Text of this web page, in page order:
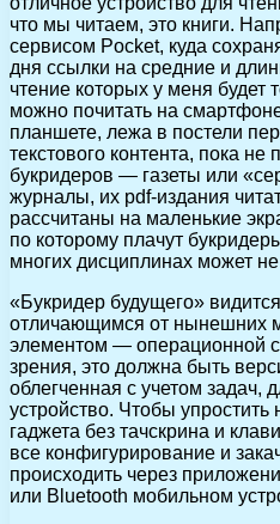
что мы читаем, это книги.
сервисом Pocket, куда
дня ссылки на средние и
чтение которых у меня будет
можно почитать на
планшете, лежа в постели
текстового контента, пока
букридеров — газеты или
журналы, их pdf-издания
рассчитаны на маленькие
по которому плачут
многих дисциплинах может не
«Букридер будущего»
отличающимся от нынешних
элементом — операционной
зрения, это должна быть
облегченная с учетом задач,
устройство. Чтобы
гаджета без тачскрина и
все конфигурирование и
происходить через
или Bluetooth мобильном